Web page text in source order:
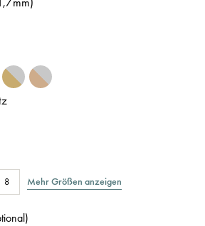
8 Mehr Größen anzeigen
)